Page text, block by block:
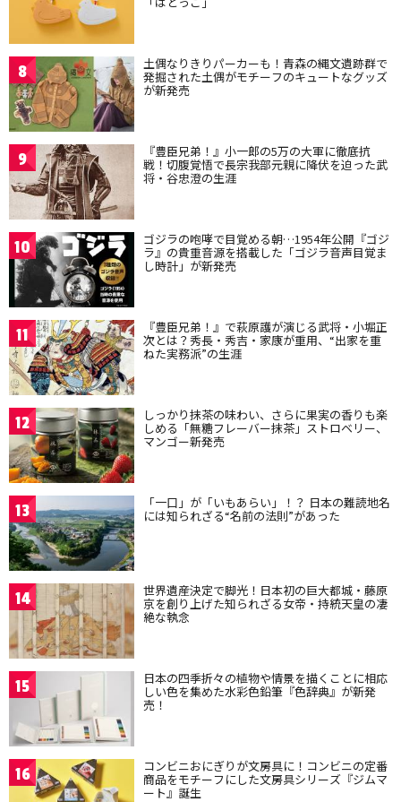
8 土偶なりきりパーカーも！青森の縄文遺跡群で
発掘された土偶がモチーフのキュートなグッズ
が新発売
9 『豊臣兄弟！』小一郎の5万の大軍に徹底抗
戦！切腹覚悟で長宗我部元親に降伏を迫った武
将・谷忠澄の生涯
10 ゴジラの咆哮で目覚める朝…1954年公開『ゴジ
ラ』の貴重音源を搭載した「ゴジラ音声目覚ま
し時計」が新発売
11 『豊臣兄弟！』で萩原護が演じる武将・小堀正
次とは？秀長・秀吉・家康が重用、“出家を重
ねた実務派”の生涯
12 しっかり抹茶の味わい、さらに果実の香りも楽
しめる「無糖フレーバー抹茶」ストロベリー、
マンゴー新発売
13 「一口」が「いもあらい」！？ 日本の難読地名
には知られざる“名前の法則”があった
14 世界遺産決定で脚光！日本初の巨大都城・藤原
京を創り上げた知られざる女帝・持統天皇の凄
絶な執念
15 日本の四季折々の植物や情景を描くことに相応
しい色を集めた水彩色鉛筆『色辞典』が新発
売！
16 コンビニおにぎりが文房具に！コンビニの定番
商品をモチーフにした文房具シリーズ『ジムマ
ート』誕生